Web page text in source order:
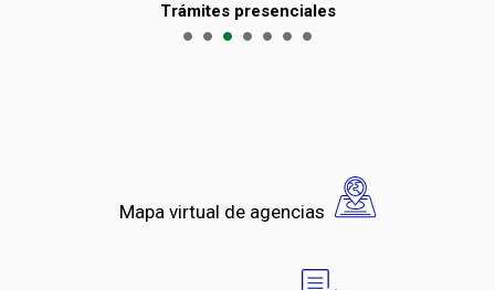
Trámites presenciales
Mapa virtual de agencias